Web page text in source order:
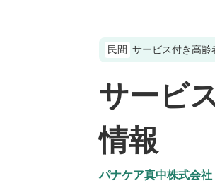
民間 サービス付き高齢
サービ
情報
パナケア真中株式会社